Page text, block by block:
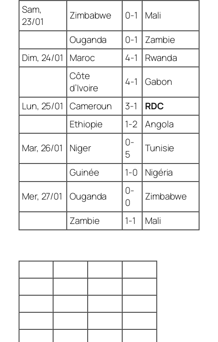
Sam,
23/01
Zimbabwe 0-1
Mali
Ouganda
0-1
Zambie
Dim, 24/01
Maroc 4-1
Rwanda
Côte
d’Ivoire
4-1
Gabon
Lun, 25/01 Cameroun 3-1
RDC
Ethiopie
1-2
Angola
Mar, 26/01
Niger
0-
5
Tunisie
Guinée
1-0
Nigéria
Mer, 27/01
Ouganda
0-
0
Zimbabwe
Zambie
1-1 Mali